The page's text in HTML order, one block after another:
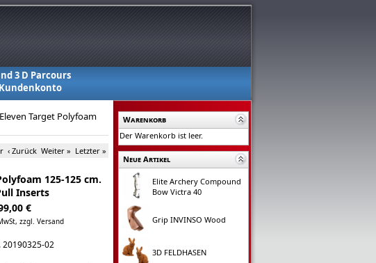
3 D Parcours
Eleven Target Polyfoam
‹ Zurück Weiter » Letzter »
125-125 cm.
Inserts
€
zzgl. Versand
20190325-02
Warenkorb
Der Warenkorb ist leer.
Neue Artikel
Elite Archery Compound
Bow Victra 40
Grip INVINSO Wood
3D FELDHASEN